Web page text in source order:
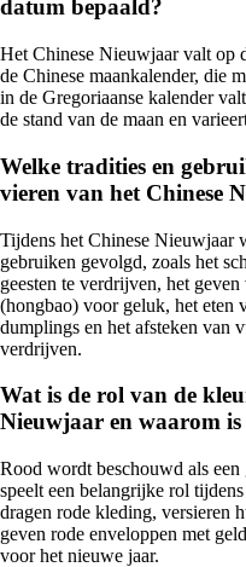
datum bepaald?
Het Chinese Nieuwjaar valt op
de Chinese maankalender, die
in de Gregoriaanse kalender
de stand van de maan en
Welke tradities en
vieren van het Chinese
Tijdens het Chinese Nieuwjaar
gebruiken gevolgd, zoals het
geesten te verdrijven, het
(hongbao) voor geluk, het eten
dumplings en het afsteken van
verdrijven.
Wat is de rol van de
Nieuwjaar en waarom
Rood wordt beschouwd als
speelt een belangrijke rol
dragen rode kleding, versieren
geven rode enveloppen met
voor het nieuwe jaar.